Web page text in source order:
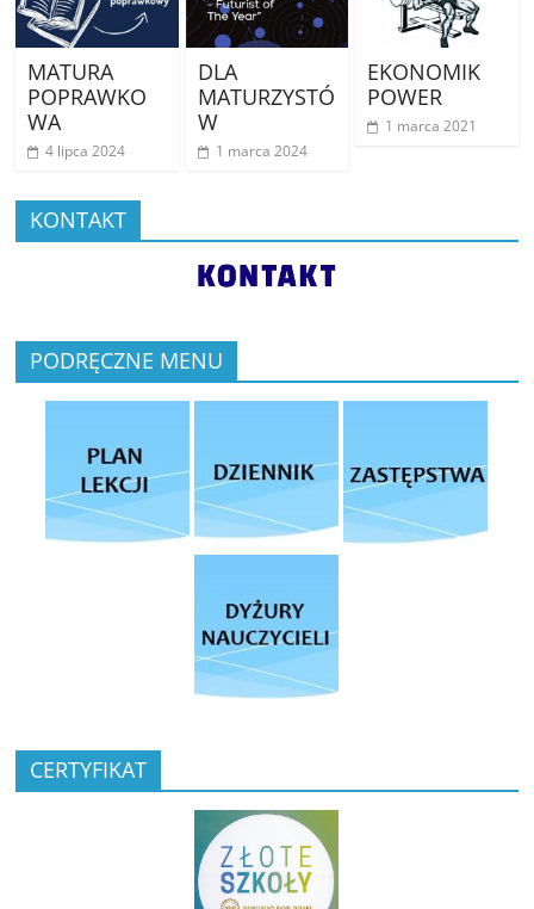
MATURA
POPRAWKO
WA
4 lipca 2024
DLA
MATURZYSTÓ
W
1 marca 2024
EKONOMIK
POWER
1 marca 2021
KONTAKT
PODRĘCZNE MENU
CERTYFIKAT